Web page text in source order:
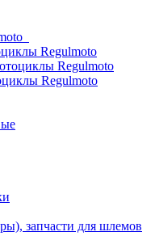
Regulmoto
Regulmoto
Regulmoto
запчасти для шлемов